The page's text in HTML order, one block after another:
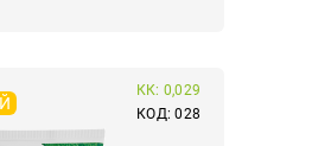
КОД: 028
КК: 0,029